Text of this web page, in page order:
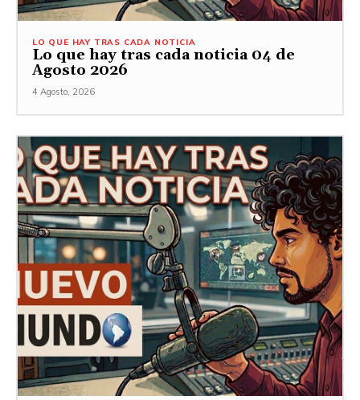
LO QUE HAY TRAS CADA NOTICIA
Lo que hay tras cada noticia 04 de
Agosto 2026
4 Agosto, 2026